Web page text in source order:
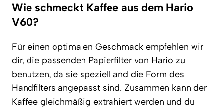
Wie schmeckt Kaffee aus dem Hario
V60?
Für einen optimalen Geschmack empfehlen wir
dir, die passenden Papierfilter von Hario zu
benutzen, da sie speziell and die Form des
Handfilters angepasst sind. Zusammen kann der
Kaffee gleichmäßig extrahiert werden und du